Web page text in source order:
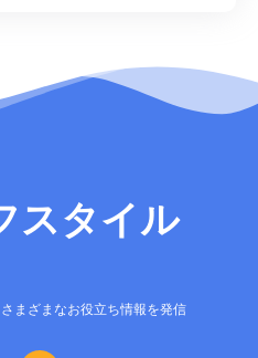
スタイル
まざまなお役立ち情報を発信